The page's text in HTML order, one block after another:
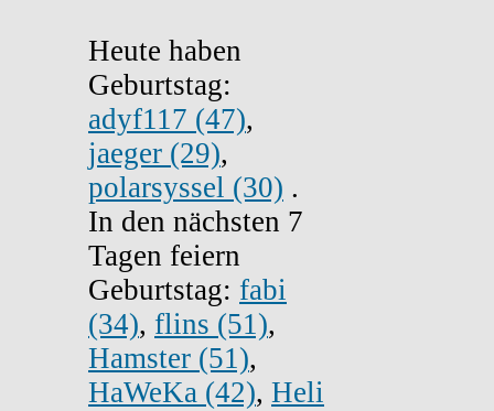
Heute haben
Geburtstag:
adyf117 (47),
jaeger (29),
polarsyssel (30) .
In den nächsten 7
Tagen feiern
Geburtstag: fabi
(34), flins (51),
Hamster (51),
HaWeKa (42), Heli